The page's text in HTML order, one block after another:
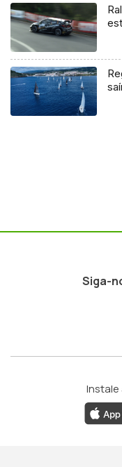
Siga-
Instale